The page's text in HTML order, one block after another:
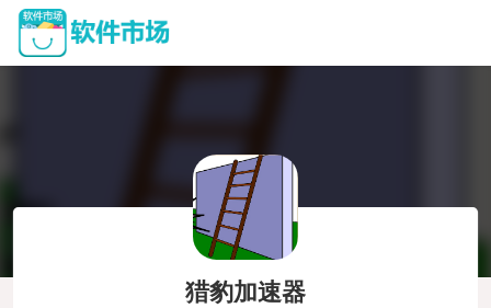
猎豹加速器